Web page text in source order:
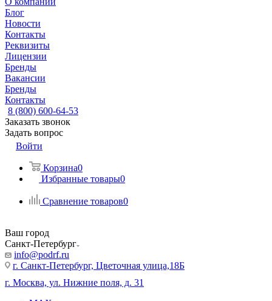
Блог
Новости
Контакты
Реквизиты
Лицензии
Бренды
Вакансии
Бренды
Контакты
8 (800) 600-64-53
Заказать звонок
Задать вопрос
Войти
Корзина0
Избранные товары0
Сравнение товаров0
Ваш город
Санкт-Петербург
info@podrf.ru
г. Санкт-Петербург, Цветочная улица,18Б
г. Москва, ул. Нижние поля, д. 31